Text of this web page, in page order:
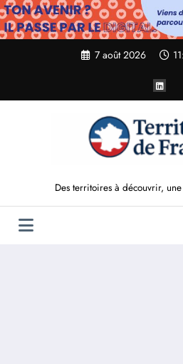
Aller
au
contenu
7 août 2026
Des territoires à découvrir,